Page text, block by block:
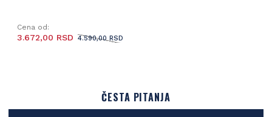
Cena od:
4.590,00 RSD
3.672,00 RSD
ČESTA PITANJA